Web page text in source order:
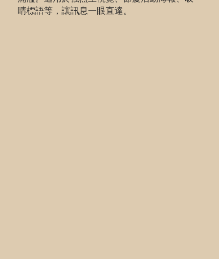
睛標語等，讓訊息一眼直達。